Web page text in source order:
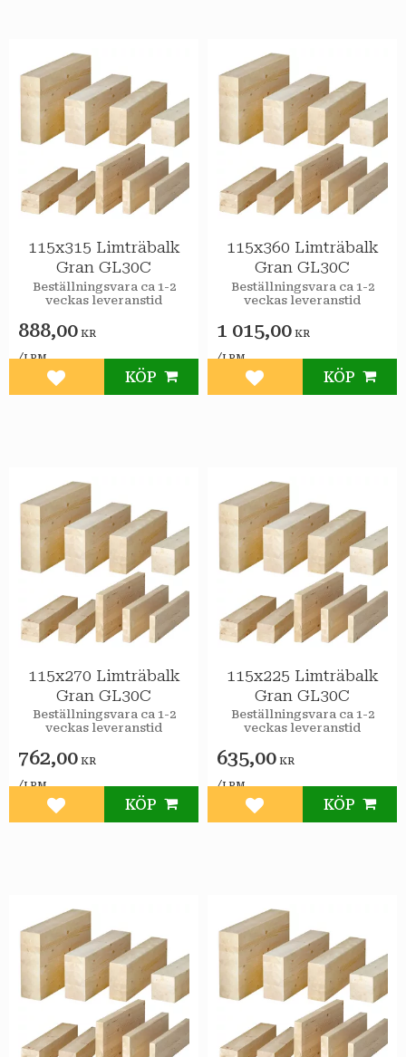
115x315 Limträbalk
Gran GL30C
Beställningsvara ca 1-2
veckas leveranstid
888,00 KR
/LPM
Lägg till i favoriter
KÖP
115x360 Limträbalk
Gran GL30C
Beställningsvara ca 1-2
veckas leveranstid
1 015,00 KR
/LPM
Lägg till i favoriter
KÖP
115x270 Limträbalk
Gran GL30C
Beställningsvara ca 1-2
veckas leveranstid
762,00 KR
/LPM
Lägg till i favoriter
KÖP
115x225 Limträbalk
Gran GL30C
Beställningsvara ca 1-2
veckas leveranstid
635,00 KR
/LPM
Lägg till i favoriter
KÖP